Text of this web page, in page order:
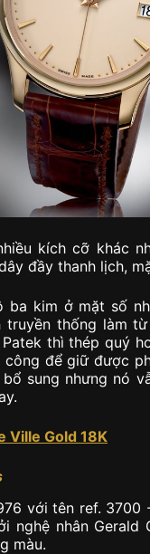
kích cỡ khác
đầy thanh lịch,
kim ở mặt số
thống làm
thì thép quý
để giữ được
sung nhưng nó
Ville Gold 18K
với tên ref. 3700
nghệ nhân Gerald
màu.